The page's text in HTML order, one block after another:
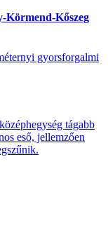
Körmend-Kőszeg
gyorsforgalmi
tágabb
eső, jellemzően